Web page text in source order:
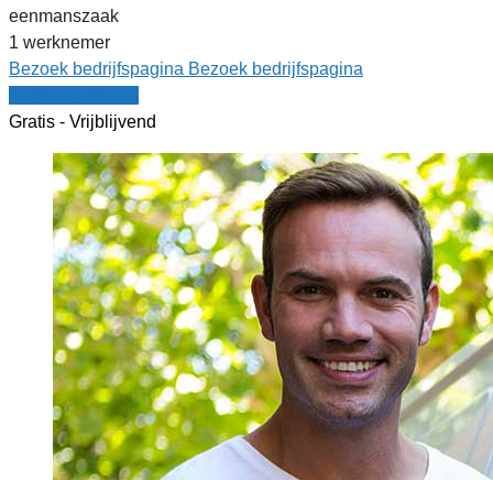
eenmanszaak
1 werknemer
Bezoek bedrijfspagina Bezoek bedrijfspagina
Gratis - Vrijblijvend